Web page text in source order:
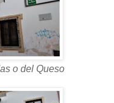
o del Queso